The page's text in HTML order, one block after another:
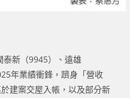
泰新（9945）、遠雄
年業績衝鋒，躋身「營收
建案交屋入帳，以及部分新